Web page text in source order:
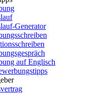
Generator
auf Englisch